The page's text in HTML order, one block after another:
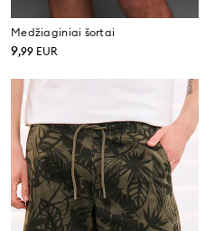
Medžiaginiai šortai
9,99 EUR